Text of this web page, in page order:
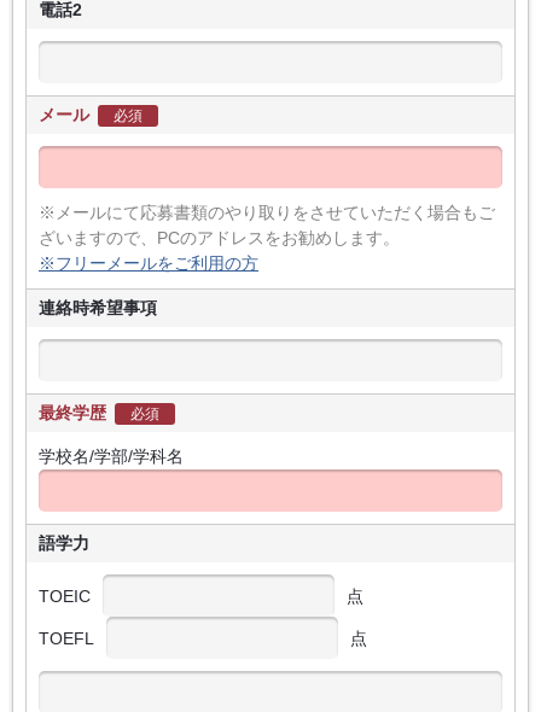
電話2
メール 必須
※メールにて応募書類のやり取りをさせていただく場合もご
ざいますので、PCのアドレスをお勧めします。
※フリーメールをご利用の方
連絡時希望事項
最終学歴 必須
学校名/学部/学科名
語学力
TOEIC 点
TOEFL 点